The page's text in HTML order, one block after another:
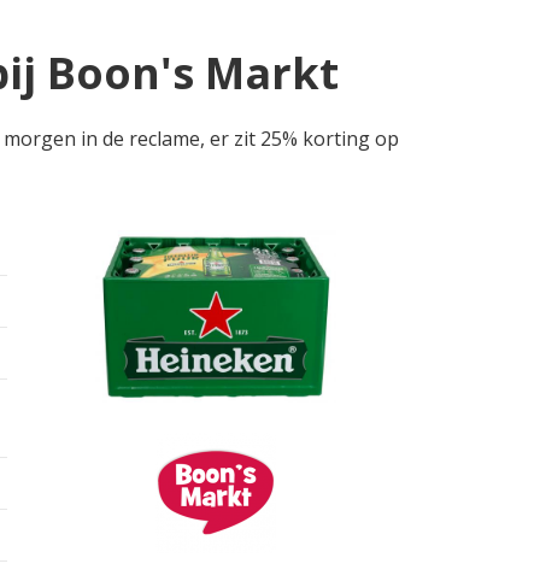
Boon's Markt
in de reclame, er zit 25% korting op